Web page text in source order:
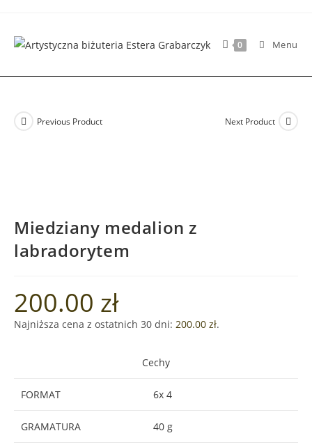
content
0 Menu
Previous Product Next Product
Miedziany medalion z
labradorytem
200.00 zł
Najniższa cena z ostatnich 30 dni: 200.00 zł.
Cechy
FORMAT 6x 4
GRAMATURA 40 g